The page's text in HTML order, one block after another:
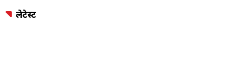
लेटेस्ट